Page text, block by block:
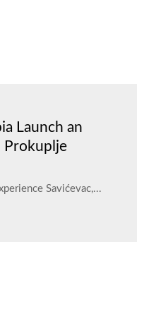
Launch an
Prokuplje
Savićevac,...